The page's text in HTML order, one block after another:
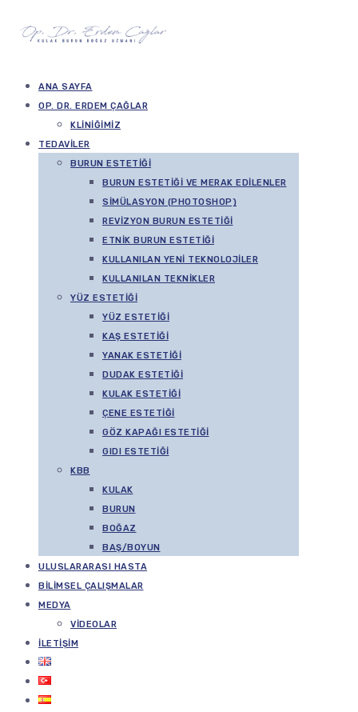
ANA SAYFA
OP. DR. ERDEM ÇAĞLAR
KLINIĞIMIZ
TEDAVILER
BURUN ESTETIĞI
BURUN ESTETIĞI VE MERAK EDILENLER
SIMÜLASYON (PHOTOSHOP)
REVIZYON BURUN ESTETIĞI
ETNIK BURUN ESTETIĞI
KULLANILAN YENI TEKNOLOJILER
KULLANILAN TEKNIKLER
YÜZ ESTETIĞI
YÜZ ESTETIĞI
KAŞ ESTETIĞI
YANAK ESTETIĞI
DUDAK ESTETIĞI
KULAK ESTETIĞI
ÇENE ESTETIĞI
GÖZ KAPAĞI ESTETIĞI
GIDI ESTETIĞI
KBB
KULAK
BURUN
BOĞAZ
BAŞ/BOYUN
ULUSLARARASI HASTA
BILIMSEL ÇALIŞMALAR
MEDYA
VIDEOLAR
İLETIŞIM